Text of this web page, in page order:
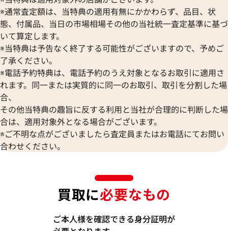
※通常査定額は、当特典の適用有無にかかわらず、品目、状
態、付属品、当日の市場相場その他の当社統一査定基準に基づ
いて算定します。
※当特典は予告なく終了する可能性がございますので、予めご
了承ください。
※電話予約特典は、電話予約のうえ対象となるお取引に適用さ
れます。同一または実質的に同一のお取引、取引を分割した場
合、
その他当特典の趣旨に反する利用と当社が合理的に判断した場
合は、適用対象外となる場合がございます。
※ご不明な点がございましたら査定員またはお電話にてお問い
合わせください。
買取に必要なもの
ご本人様を確認できる身分証明が